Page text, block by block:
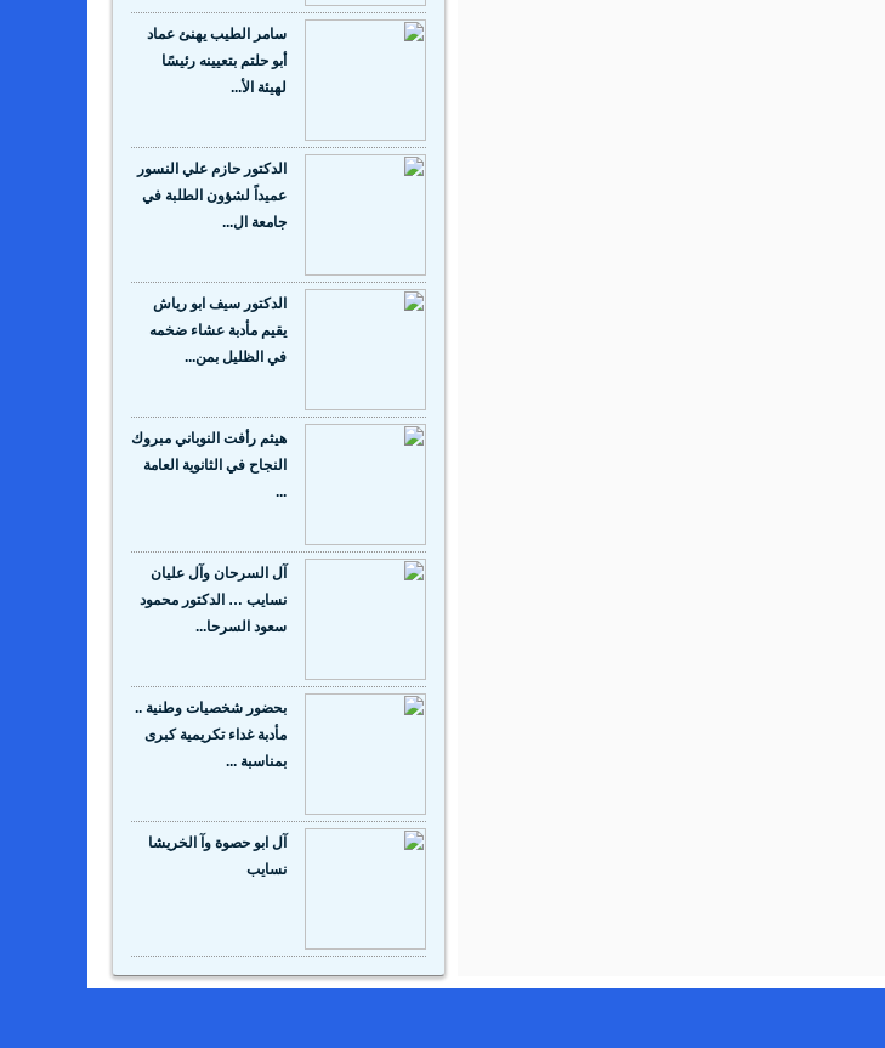
سامر الطيب يهنئ عماد
أبو حلتم بتعيينه رئيسًا
لهيئة الأ...
الدكتور حازم علي النسور
عميداً لشؤون الطلبة في
جامعة ال...
الدكتور سيف ابو رياش
يقيم مأدبة عشاء ضخمه
في الظليل بمن...
هيثم رأفت النوباني مبروك
النجاح في الثانوية العامة
...
آل السرحان وآل عليان
نسايب … الدكتور محمود
سعود السرحا...
بحضور شخصيات وطنية ..
مأدبة غداء تكريمية كبرى
بمناسبة ...
آل ابو حصوة وآ الخريشا
نسايب